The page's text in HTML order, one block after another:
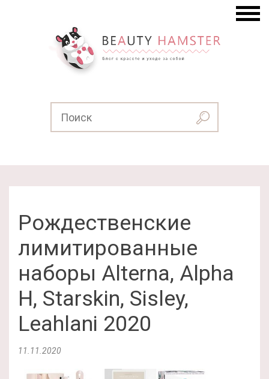
Рождественские
лимитированные
наборы Alterna, Alpha
H, Starskin, Sisley,
Leahlani 2020
11.11.2020